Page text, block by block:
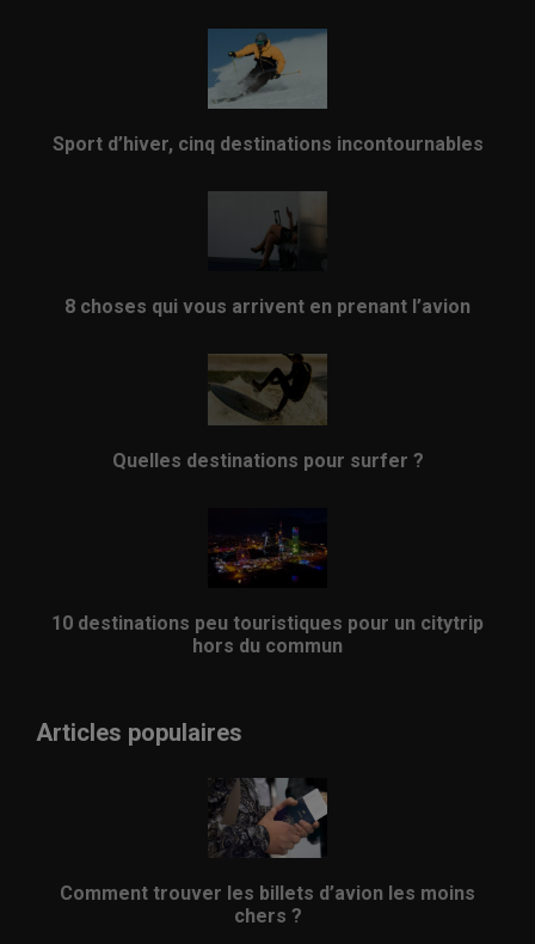
Sport d’hiver, cinq destinations incontournables
8 choses qui vous arrivent en prenant l’avion
Quelles destinations pour surfer ?
10 destinations peu touristiques pour un citytrip
hors du commun
Articles populaires
Comment trouver les billets d’avion les moins
chers ?